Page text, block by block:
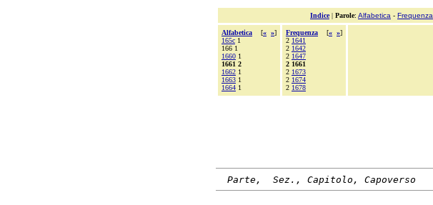
Indice| Parole: Alfabetica - Frequenza
Alfabetica [« »]
165c 1
166 1
1660 1
1661 2
1662 1
1663 1
1664 1
Frequenza [« »]
2 1641
2 1642
2 1647
2 1661
2 1673
2 1674
2 1678
Parte,  Sez., Capitolo, Capoverso